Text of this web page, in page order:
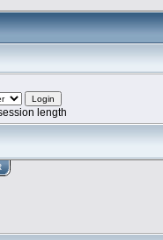
length